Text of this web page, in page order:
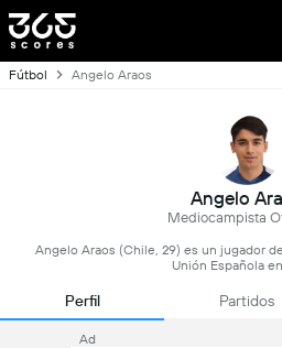
Fútbol Angelo Araos
Angelo
Mediocampista
Angelo Araos (Chile, 29) es un jugador
Unión Española
Perfil Partidos
Ad